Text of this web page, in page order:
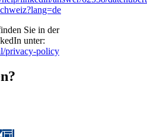
Sie in der
unter:
privacy-policy